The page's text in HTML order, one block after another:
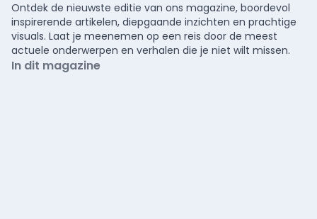
Ontdek de nieuwste editie van ons magazine, boordevol
inspirerende artikelen, diepgaande inzichten en prachtige
visuals. Laat je meenemen op een reis door de meest
actuele onderwerpen en verhalen die je niet wilt missen.
In dit magazine